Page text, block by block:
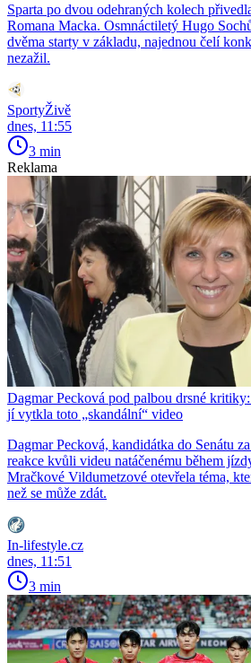
Sparta po dvou odehraných kolech
Romana Macka. Osmnáctiletý Hugo
dvěma starty v základu, najednou čelí
nezažil.
SportyŽivě
dnes, 11:55
3 min
Reklama
Dagmar Pecková pod palbou drsné
jí vytkla toto „skandální“ video
Dagmar Pecková, kandidátka do Senátu
reakce kvůli videu natáčenému během
Mračkové Vildumetzové otevřela téma,
než se může zdát.
In-lifestyle.cz
dnes, 11:51
3 min